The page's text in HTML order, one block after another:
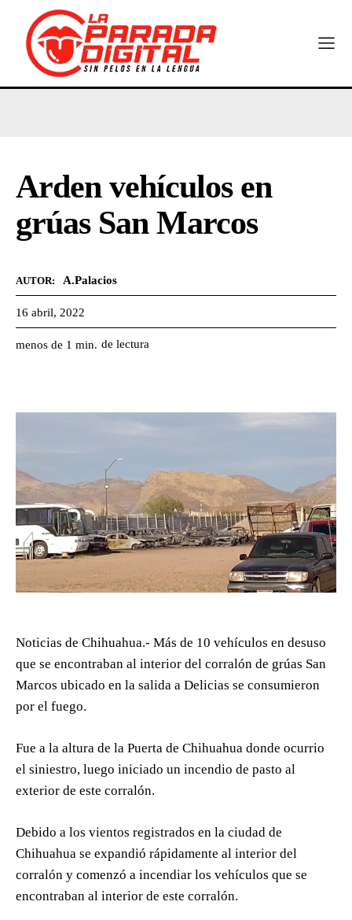
Arden vehículos en
grúas San Marcos
AUTOR: A.Palacios
16 abril, 2022
menos de 1 min. de lectura
Noticias de Chihuahua.- Más de 10 vehículos en desuso
que se encontraban al interior del corralón de grúas San
Marcos ubicado en la salida a Delicias se consumieron
por el fuego.
Fue a la altura de la Puerta de Chihuahua donde ocurrio
el siniestro, luego iniciado un incendio de pasto al
exterior de este corralón.
Debido a los vientos registrados en la ciudad de
Chihuahua se expandió rápidamente al interior del
corralón y comenzó a incendiar los vehículos que se
encontraban al interior de este corralón.